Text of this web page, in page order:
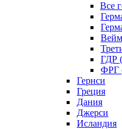
Все
ГДР
ФРГ
Гернси
Греция
Дания
Джерси
Исландия